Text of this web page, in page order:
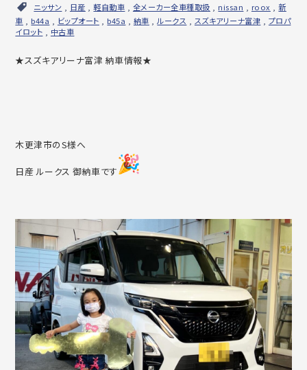
ニッサン , 日産 ,軽自動車 , 全メーカー全車種取扱 , nissan , roox ,新
車 , b44a , ビップオート , b45a , 納車 ,ルークス , スズキアリーナ富津 , プロパ
イロット , 中古車
★スズキアリーナ富津 納車情報★
木更津市のS様へ
日産 ルークス 御納車です